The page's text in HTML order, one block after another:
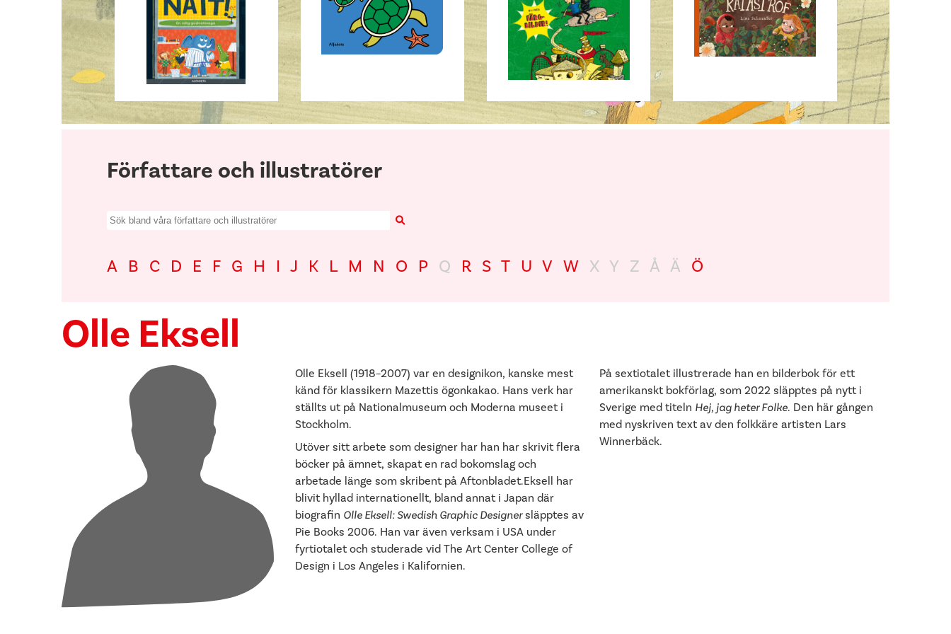
Författare och illustratörer
Search
A B C D E F G H I J K L M N O P Q R S T U V W X Y Z Å Ä Ö
Olle Eksell
Olle Eksell (1918–2007) var en designikon, kanske mest
känd för klassikern Mazettis ögonkakao. Hans verk har
ställts ut på Nationalmuseum och Moderna museet i
Stockholm.
Utöver sitt arbete som designer har han har skrivit flera
böcker på ämnet, skapat en rad bokomslag och
arbetade länge som skribent på Aftonbladet.Eksell har
blivit hyllad internationellt, bland annat i Japan där
biografin Olle Eksell: Swedish Graphic Designersläpptes av
Pie Books 2006. Han var även verksam i USA under
fyrtiotalet och studerade vid The Art Center College of
Design i Los Angeles i Kalifornien.
På sextiotalet illustrerade han en bilderbok för ett
amerikanskt bokförlag, som 2022 släpptes på nytt i
Sverige med titeln Hej, jag heter Folke. Den här gången
med nyskriven text av den folkkäre artisten Lars
Winnerbäck.